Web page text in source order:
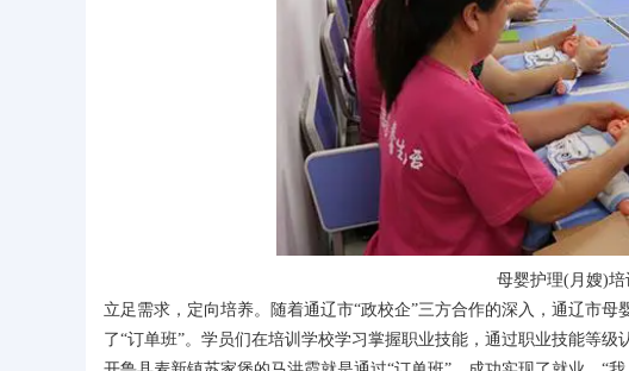
母婴护理(月嫂)
立足需求，定向培养。随着通辽市“政校企”三方合作的深入，通辽市
了“订单班”。学员们在培训学校学习掌握职业技能，通过职业技能等